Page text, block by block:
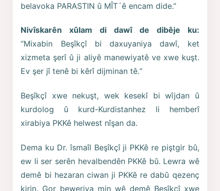
belavoka PARASTIN û MÎT´ê encam dide.”
Nivîskarên xûlam di dawî de dibêje ku:
“Mixabin Beşîkçî bi daxuyaniya dawî, ket
xizmeta şerî û ji aliyê manewiyatê ve xwe kuşt.
Ev şer jî tenê bi kêrî dijminan tê.“
Beşîkçî xwe nekuşt, wek kesekî bi wîjdan û
kurdolog û kurd-Kurdistanhez li hemberî
xirabiya PKKê helwest nîşan da.
Dema ku Dr. îsmaîl Beşîkçî ji PKKê re piştgir bû,
ew li ser serên hevalbendên PKKê bû. Lewra wê
demê bi hezaran ciwan ji PKKê re dabû qezenç
kirin. Gor beweriya min wê demê Beşîkçî xwe